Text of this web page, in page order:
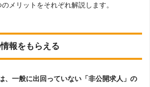
メリットをそれぞれ解説します。
報をもらえる
、一般に出回っていない「非公開求人」の